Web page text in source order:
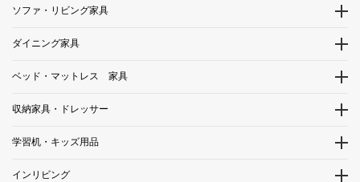
ソファ・リビング家具
ダイニング家具
ベッド・マットレス 家具
収納家具・ドレッサー
学習机・キッズ用品
インリビング